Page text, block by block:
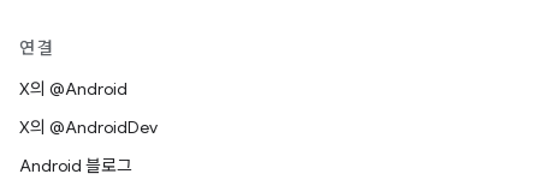
연결
X의 @Android
X의 @AndroidDev
Android 블로그